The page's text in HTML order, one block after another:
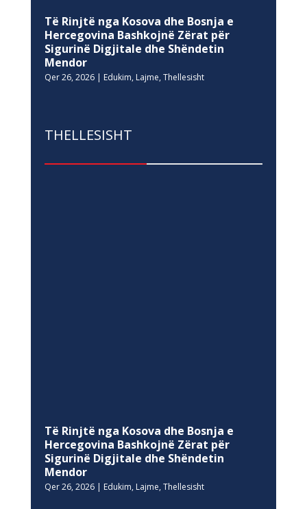
Të Rinjtë nga Kosova dhe Bosnja e
Hercegovina Bashkojnë Zërat për
Sigurinë Digjitale dhe Shëndetin
Mendor
Qer 26, 2026| Edukim, Lajme, Thellesisht
THELLESISHT
Të Rinjtë nga Kosova dhe Bosnja e
Hercegovina Bashkojnë Zërat për
Sigurinë Digjitale dhe Shëndetin
Mendor
Qer 26, 2026| Edukim, Lajme, Thellesisht